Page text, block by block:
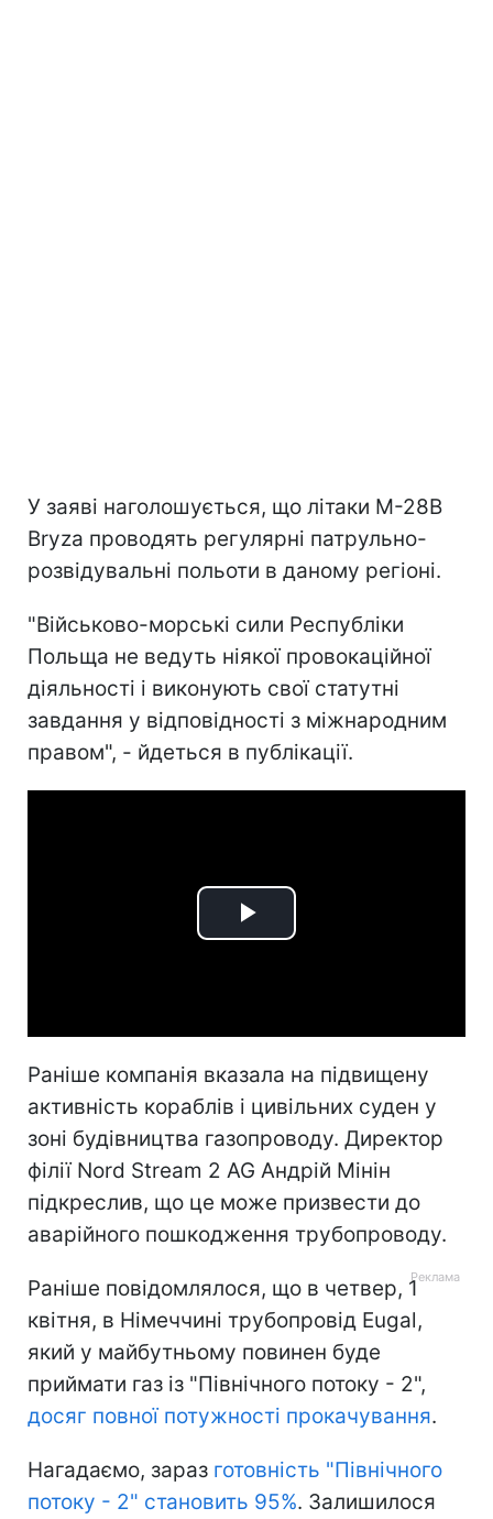
У заяві наголошується, що літаки M-28B
Bryza проводять регулярні патрульно-
розвідувальні польоти в даному регіоні.
"Військово-морські сили Республіки
Польща не ведуть ніякої провокаційної
діяльності і виконують свої статутні
завдання у відповідності з міжнародним
правом", - йдеться в публікації.
Play
Раніше компанія вказала на підвищену
активність кораблів і цивільних суден у
зоні будівництва газопроводу. Директор
філії Nord Stream 2 AG Андрій Мінін
підкреслив, що це може призвести до
аварійного пошкодження трубопроводу.
Раніше повідомлялося, що в четвер, 1
квітня, в Німеччині трубопровід Eugal,
який у майбутньому повинен буде
приймати газ із "Північного потоку - 2",
досяг повної потужності прокачування.
Нагадаємо, зараз готовність "Північного
потоку - 2" становить 95%. Залишилося